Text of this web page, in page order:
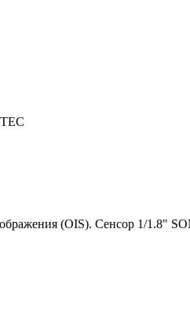
(OIS). Сенсор 1/1.8"